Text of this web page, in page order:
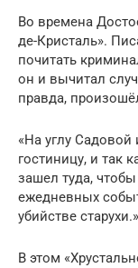
Во времена
де-Кристаль».
почитать
он и вычитал
правда,
«На углу Садовой
гостиницу, и так
зашел туда, чтобы
ежедневных
убийстве
В этом